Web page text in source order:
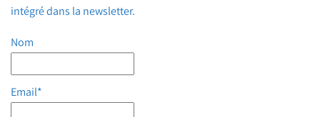
intégré dans la newsletter.
Nom
Email*